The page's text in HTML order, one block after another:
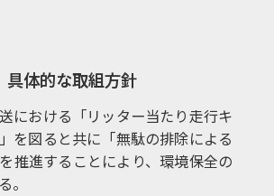
具体的な取組方針
における「リッター当たり走行キ
を図ると共に 「無駄の排除による
推進することにより、環境保全の
。